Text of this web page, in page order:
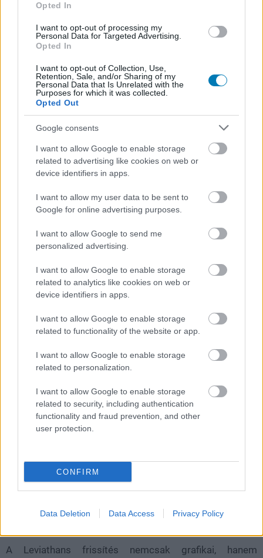
Opted In
I want to opt-out of processing my
Personal Data for Targeted Advertising.
Opted In
I want to opt-out of Collection, Use,
Retention, Sale, and/or Sharing of my
Personal Data that Is Unrelated with the
Purposes for which it was collected.
Opted Out
Google consents
I want to allow Google to enable storage
related to advertising like cookies on web or
device identifiers in apps.
I want to allow my user data to be sent to
Google for online advertising purposes.
I want to allow Google to send me
personalized advertising.
I want to allow Google to enable storage
related to analytics like cookies on web or
device identifiers in apps.
I want to allow Google to enable storage
related to functionality of the website or app.
I want to allow Google to enable storage
related to personalization.
I want to allow Google to enable storage
related to security, including authentication
functionality and fraud prevention, and other
user protection.
CONFIRM
Data Deletion Data Access Privacy Policy
Komoly technikai frissítést kap
a War Thunder
2025 július 9. 13:02
PTGI és DLSS, illetve FSR frame generation
bekerül.
Play
Video
legújabb, Leviathans névre keresztelt frissítése számos
technológiai újítást hoz a játékba. A legnagyobb
újdonság a Path Traced Global Illumination (PTGI)
bevezetése, amely jelentősen javítja a játék
fénykezelését és vizuális élményét. Emellett a frissítés
AMD FSR és Intel XeSS technológiákon keresztül, így a
játék nemcsak szebb, hanem simábban is fut.
A fejlesztők szerint a PTGI technológia a fény
szóródást - szimulálja, így még az árnyékos, zárt vagy
völgyes területeken is valósághűbb megvilágítást nyújt.
A korábbi globális megvilágítási rendszer ugyan
működőképes volt, de egyszerűbb módszerekkel
"fénybeszűrődés" jelensége, amikor a fény olyan helyekre
is bejutott, ahová nem kellett volna. A PTGI ezekre a
problémákra is megoldást kínál.
A Leviathans frissítés nemcsak grafikai, hanem